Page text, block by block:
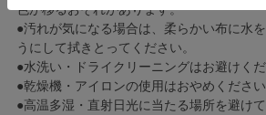
色が移るおそれがあります。
●汚れが気になる場合は、柔らかい布に水
うにして拭きとってください。
●水洗い・ドライクリーニングはお避けくだ
●乾燥機・アイロンの使用はおやめください
●高温多湿・直射日光に当たる場所を避けて